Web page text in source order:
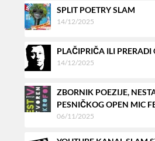
SPLIT POETRY SLAM
14/12/2025
PLAČIPRIČA ILI PRERADI
14/12/2025
ZBORNIK POEZIJE,
PESNIČKOG OPEN MIC
06/11/2025